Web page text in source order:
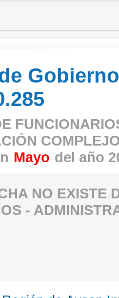
Mayo del año
NO EXISTE
-